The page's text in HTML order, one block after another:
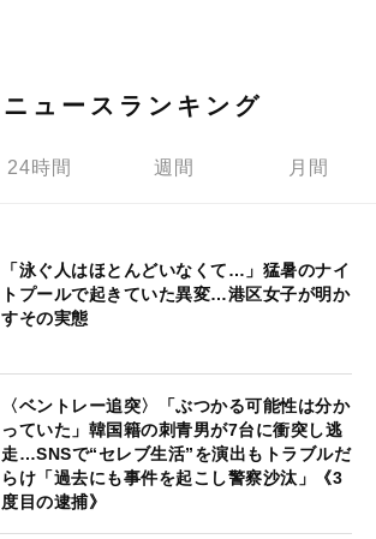
ニュースランキング
24時間 週間 月間
「泳ぐ人はほとんどいなくて…」猛暑のナイ
トプールで起きていた異変…港区女子が明か
すその実態
〈ベントレー追突〉「ぶつかる可能性は分か
っていた」韓国籍の刺青男が7台に衝突し逃
走…SNSで“セレブ生活”を演出もトラブルだ
らけ「過去にも事件を起こし警察沙汰」《3
度目の逮捕》